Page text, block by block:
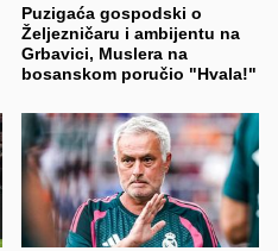
Puzigaća gospodski o
Željezničaru i ambijentu na
Grbavici, Muslera na
bosanskom poručio "Hvala!"